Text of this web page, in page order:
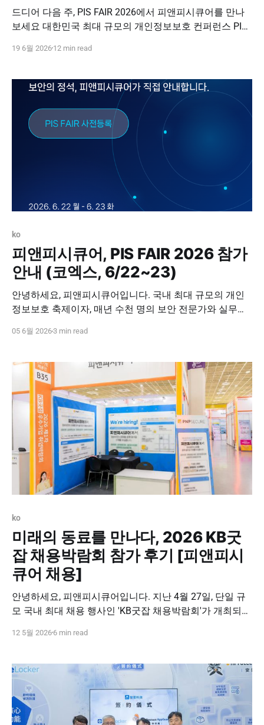
드디어 다음 주, PIS FAIR 2026에서 피앤피시큐어를 만나
보세요 대한민국 최대 규모의 개인정보보호 컨퍼런스 PIS
사에서 개인정보 접속기록 관리와 데이터 공격 표면 식별·
기 PIS FAIR 2026 드디어 다음 주! PIS FAIR 2026에서 피앤
피시큐어를 만나보세요 안녕하세요,
19 6월 2026 12 min read
ko
피앤피시큐어, PIS FAIR 2026 참가
안내 (코엑스, 6/22~23)
안녕하세요, 피앤피시큐어입니다. 국내 최대 규모의 개인
정보보호 축제이자, 매년 수천 명의 보안 전문가와 실무자
보호 페어)'이 오는 6월 서울 코엑스에서 개최됩니다. 디지
금, 이번 행사는 기업의 핵심 자산을 안전하게 방어할 수 있
는 실질적인 해법을 논하는 가장
05 6월 20263 min read
ko
미래의 동료를 만나다, 2026 KB굿
잡 채용박람회 참가 후기 [피앤피시
큐어 채용]
안녕하세요, 피앤피시큐어입니다. 지난 4월 27일, 단일 규
모 국내 최대 채용 행사인 'KB굿잡 채용박람회'가 개최되었
의 동료분들을 직접 만나 뵙기 위해 이번 행사에 참여했습
원자분들의 목소리를 직접 듣고 소통할 수 있었던 뜻깊은
시간이었는데요. 뜨거웠던 현장
12 5월 2026 6 min read